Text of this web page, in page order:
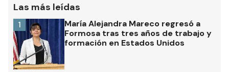
Las más leídas
María Alejandra Mareco regresó a
Formosa tras tres años de trabajo y
formación en Estados Unidos
1